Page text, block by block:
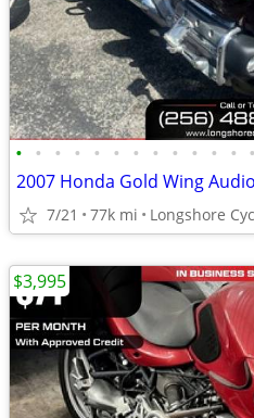
• • • • • • • • • • • • •
7/21 77k mi Longshore
$3,995